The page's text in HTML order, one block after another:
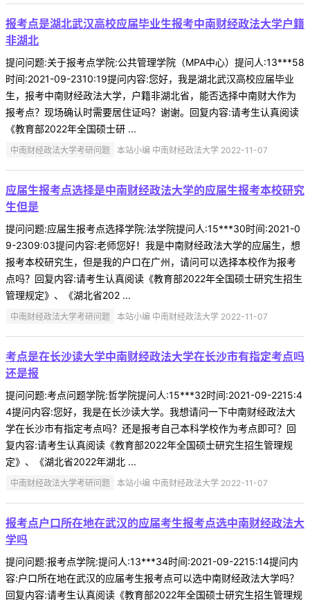
报考点是湖北武汉高校应届毕业生报考中南财经政法大学户籍
非湖北
提问问题:关于报考点学院:公共管理学院（MPA中心）提问人:13***58
时间:2021-09-2310:19提问内容:您好，我是湖北武汉高校应届毕业
生，报考中南财经政法大学，户籍非湖北省，能否选择中南财大作为
报考点？现场确认时需要居住证吗？谢谢。回复内容:请考生认真阅读
《教育部2022年全国硕士研 ...
中南财经政法大学考研问题 本站小编 中南财经政法大学 2022-11-07
应届生报考点选择是中南财经政法大学的应届生报考本校研究
生但是
提问问题:应届生报考点选择学院:法学院提问人:15***30时间:2021-0
9-2309:03提问内容:老师您好！我是中南财经政法大学的应届生，想
报考本校研究生，但是我的户口在广州，请问可以选择本校作为报考
点吗？回复内容:请考生认真阅读《教育部2022年全国硕士研究生招生
管理规定》、《湖北省202 ...
中南财经政法大学考研问题 本站小编 中南财经政法大学 2022-11-07
考点是在长沙读大学中南财经政法大学在长沙市有指定考点吗
还是报
提问问题:考点问题学院:哲学院提问人:15***32时间:2021-09-2215:4
4提问内容:您好，我是在长沙读大学。我想请问一下中南财经政法大
学在长沙市有指定考点吗？还是报考自己本科学校作为考点即可？回
复内容:请考生认真阅读《教育部2022年全国硕士研究生招生管理规
定》、《湖北省2022年湖北 ...
中南财经政法大学考研问题 本站小编 中南财经政法大学 2022-11-07
报考点户口所在地在武汉的应届考生报考点选中南财经政法大
学吗
提问问题:报考点学院:提问人:13***34时间:2021-09-2215:14提问内
容:户口所在地在武汉的应届考生报考点可以选中南财经政法大学吗？
回复内容:请考生认真阅读《教育部2022年全国硕士研究生招生管理规